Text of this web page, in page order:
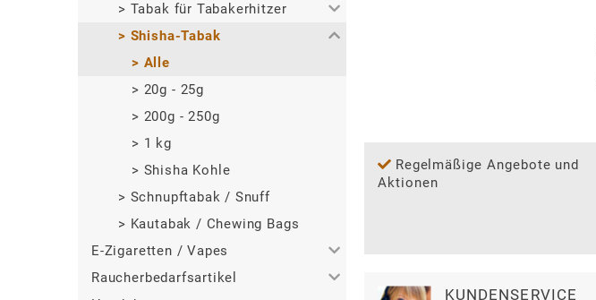
>Dosen
>Eimer / Boxen
> Pouches
> Zip-Bag
> Tabak für Tabakerhitzer
>Alle
> IQOS Terea / Delia / Levia
> glo hyper / VEO / neo
> Ploom / Evo / Lyo
> Shisha-Tabak
> Alle
> 20g - 25g
> 200g - 250g
> 1 kg
> Shisha Kohle
> Schnupftabak / Snuff
> Kautabak / Chewing Bags
E-Zigaretten / Vapes
>Alle
Raucherbedarfsartikel
Regelmäßige Angebote und
Aktionen
KUNDENSERVICE